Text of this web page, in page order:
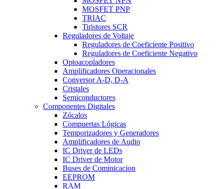
MOSFET PNP
TRIAC
Tiristores SCR
Reguladores de Voltaje
Reguladores de Coeficiente Positivo
Reguladores de Coeficiente Negativo
Optoacopladores
Amplificadores Operacionales
Conversor A-D, D-A
Cristales
Semiconductores
Componentes Digitales
Zócalos
Compuertas Lógicas
Temporizadores y Generadores
Amplificadores de Audio
IC Driver de LEDs
IC Driver de Motor
Buses de Cominicacion
EEPROM
RAM